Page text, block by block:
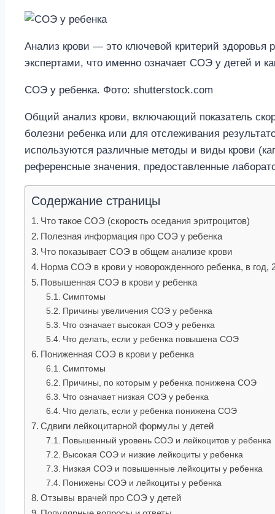
Анализ крови — это ключевой критерий здоровья
экспертами, что именно означает СОЭ у детей и
СОЭ у ребенка. Фото: shutterstock.com
Общий анализ крови, включающий показатель
болезни ребенка или для отслеживания
используются различные методы и виды крови
референсные значения, предоставленные
Содержание страницы
Что такое СОЭ (скорость оседания эритроцитов)
Полезная информация про СОЭ у ребенка
Что показывает СОЭ в общем анализе крови
Норма СОЭ в крови у новорожденного ребенка, в год,
Повышенная СОЭ в крови у ребенка
Симптомы
Причины увеличения СОЭ у ребенка
Что означает высокая СОЭ у ребенка
Что делать, если у ребенка повышена СОЭ
Пониженная СОЭ в крови у ребенка
Симптомы
Причины, по которым у ребенка понижена СОЭ
Что означает низкая СОЭ у ребенка
Что делать, если у ребенка понижена СОЭ
Сдвиги лейкоцитарной формулы у детей
Повышенный уровень СОЭ и лейкоцитов у ребенка
Высокая СОЭ и низкие лейкоциты у ребенка
Низкая СОЭ и повышенные лейкоциты у ребенка
Понижены СОЭ и лейкоциты у ребенка
Отзывы врачей про СОЭ у детей